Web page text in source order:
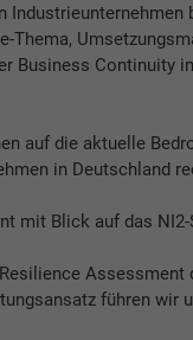
Thema,
Business Continuity
auf die aktuelle
in Deutschland
mit Blick auf das
führen wir